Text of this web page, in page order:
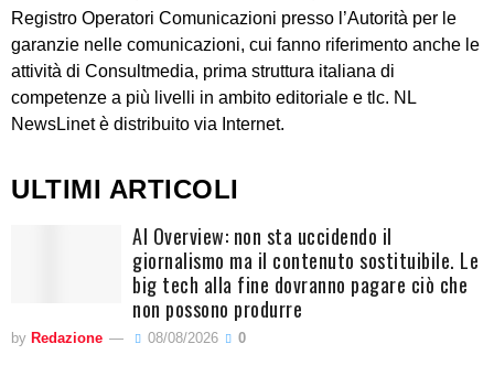
Registro Operatori Comunicazioni presso l’Autorità per le
garanzie nelle comunicazioni, cui fanno riferimento anche le
attività di Consultmedia, prima struttura italiana di
competenze a più livelli in ambito editoriale e tlc. NL
NewsLinet è distribuito via Internet.
ULTIMI ARTICOLI
AI Overview: non sta uccidendo il
giornalismo ma il contenuto sostituibile. Le
big tech alla fine dovranno pagare ciò che
non possono produrre
by Redazione 08/08/2026 0